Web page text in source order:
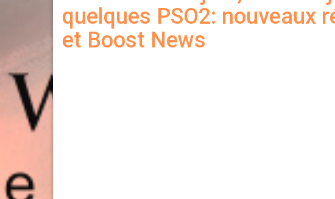
quelques PSO2: nouveaux
et Boost News